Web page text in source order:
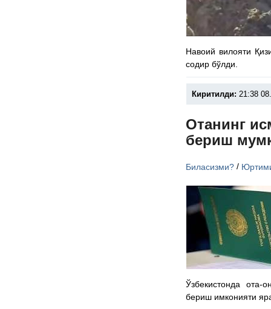
Навоий вилояти
содир бўлди.
Киритилди: 21:38
Отанинг
бериш
Биласизми? /
Ўзбекистонда ота-
бериш имконияти